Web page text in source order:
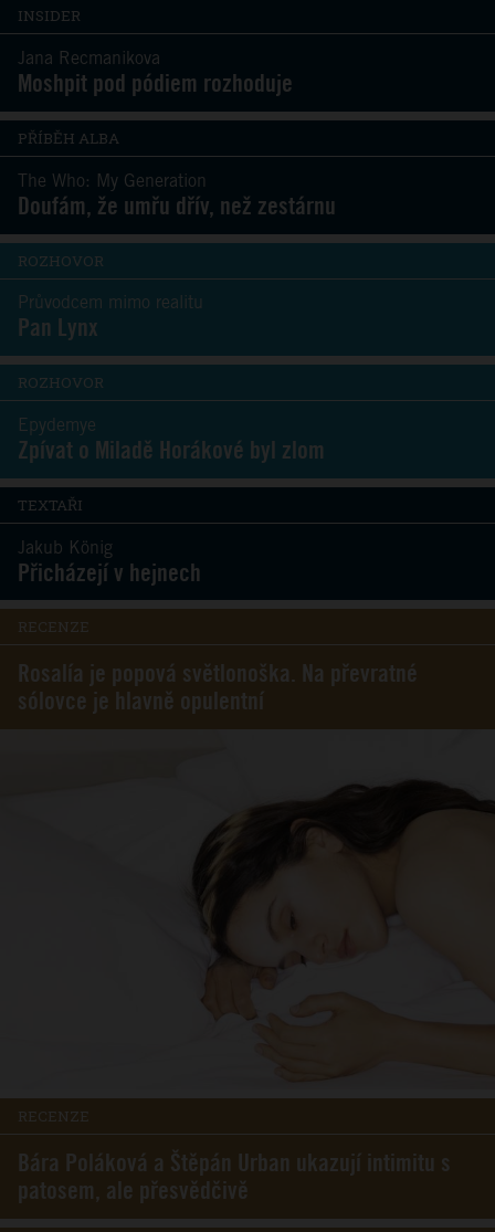
INSIDER
Jana Recmanikova
Moshpit pod pódiem rozhoduje
PŘÍBĚH ALBA
The Who: My Generation
Doufám, že umřu dřív, než zestárnu
ROZHOVOR
Průvodcem mimo realitu
Pan Lynx
ROZHOVOR
Epydemye
Zpívat o Miladě Horákové byl zlom
TEXTAŘI
Jakub König
Přicházejí v hejnech
RECENZE
Rosalía je popová světlonoška. Na převratné
sólovce je hlavně opulentní
RECENZE
Bára Poláková a Štěpán Urban ukazují intimitu s
patosem, ale přesvědčivě